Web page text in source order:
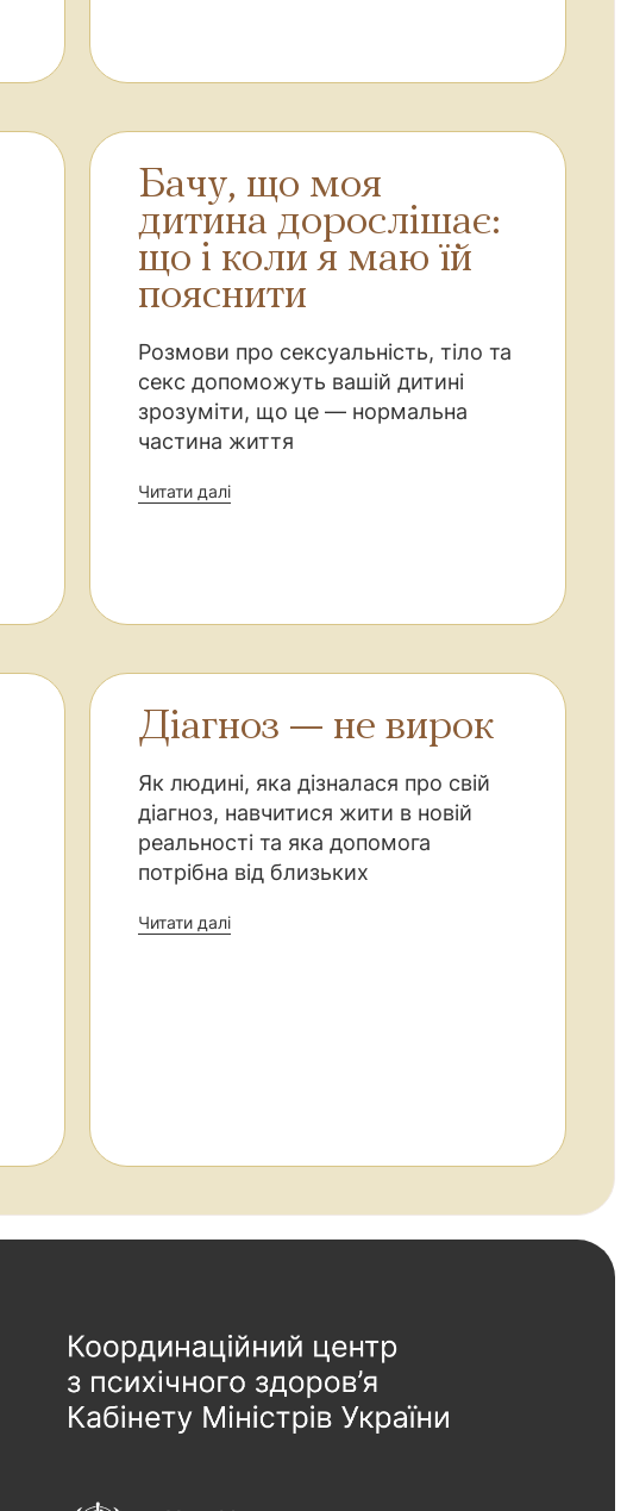
Бачу, що моя
дитина дорослішає:
що і коли я маю їй
пояснити
Розмови про сексуальність, тіло та
секс допоможуть вашій дитині
зрозуміти, що це — нормальна
частина життя
Читати далі
Діагноз — не вирок
Як людині, яка дізналася про свій
діагноз, навчитися жити в новій
реальності та яка допомога
потрібна від близьких
Читати далі